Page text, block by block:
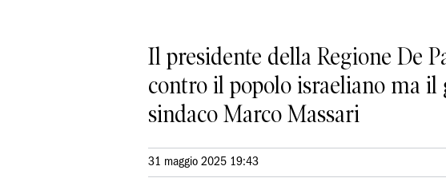
Il presidente della Regione De
contro il popolo israeliano ma il
sindaco Marco Massari
31 maggio 2025 19:43